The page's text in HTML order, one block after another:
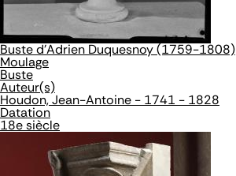
Buste d'Adrien Duquesnoy (1759-1808)
Moulage
Buste
Auteur(s)
Houdon, Jean-Antoine - 1741 - 1828
Datation
18e siècle